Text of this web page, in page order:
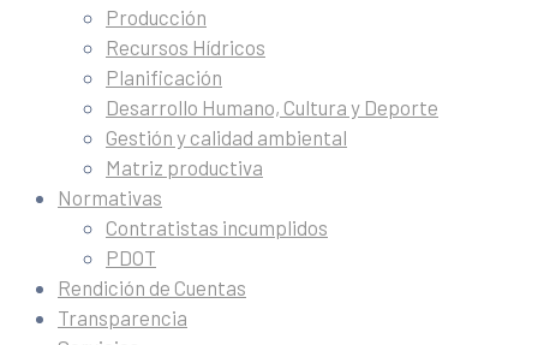
Producción
Recursos Hídricos
Planificación
Desarrollo Humano, Cultura y Deporte
Gestión y calidad ambiental
Matriz productiva
Normativas
Contratistas incumplidos
PDOT
Rendición de Cuentas
Transparencia